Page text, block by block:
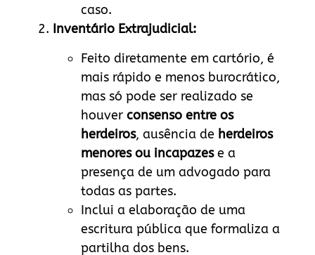
caso.
Inventário Extrajudicial:
Feito diretamente em cartório, é
mais rápido e menos burocrático,
mas só pode ser realizado se
houver consenso entre os
herdeiros, ausência de herdeiros
menores ou incapazese a
presença de um advogado para
todas as partes.
Inclui a elaboração de uma
escritura pública que formaliza a
partilha dos bens.